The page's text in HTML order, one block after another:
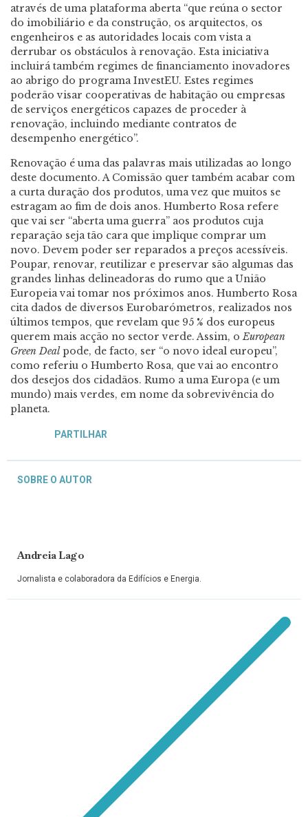
através de uma plataforma aberta “que reúna o sector
do imobiliário e da construção, os arquitectos, os
engenheiros e as autoridades locais com vista a
derrubar os obstáculos à renovação. Esta iniciativa
incluirá também regimes de financiamento inovadores
ao abrigo do programa InvestEU. Estes regimes
poderão visar cooperativas de habitação ou empresas
de serviços energéticos capazes de proceder à
renovação, incluindo mediante contratos de
desempenho energético”.
Renovação é uma das palavras mais utilizadas ao longo
deste documento. A Comissão quer também acabar com
a curta duração dos produtos, uma vez que muitos se
estragam ao fim de dois anos. Humberto Rosa refere
que vai ser “aberta uma guerra” aos produtos cuja
reparação seja tão cara que implique comprar um
novo. Devem poder ser reparados a preços acessíveis.
Poupar, renovar, reutilizar e preservar são algumas das
grandes linhas delineadoras do rumo que a União
Europeia vai tomar nos próximos anos. Humberto Rosa
cita dados de diversos Eurobarómetros, realizados nos
últimos tempos, que revelam que 95 % dos europeus
querem mais acção no sector verde. Assim, oEuropean
Green Dealpode, de facto, ser “o novo ideal europeu”,
como referiu o Humberto Rosa, que vai ao encontro
dos desejos dos cidadãos. Rumo a uma Europa (e um
mundo) mais verdes, em nome da sobrevivência do
planeta.
PARTILHAR
SOBRE O AUTOR
Andreia Lago
Jornalista e colaboradora da Edifícios e Energia.